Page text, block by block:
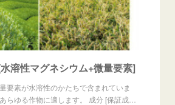
溶性マグネシウム+微量要素]
要素が水溶性のかたちで含まれていま
らゆる作物に適します。 成分 [保証成…